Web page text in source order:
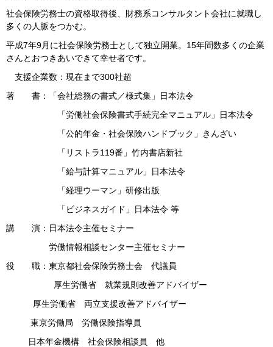
社会保険労務士の資格取得後、財務系コンサルタント会社に就職し
多くの人脈をつかむ。
平成7年9月に社会保険労務士として独立開業。15年間数多くの企業
さんとおつきあいできて幸せ者です。
支援企業数：現在まで300社超
著 書：「会社総務の書式／様式集」日本法令
「労働社会保険書式手続完全マニュアル」日本法令
「公的年金・社会保険ハンドブック」きんざい
「リストラ119番」竹内書店新社
「給与計算マニュアル」日本法令
「経理ウーマン」研修出版
「ビジネスガイド」日本法令 等
講 演：日本法令主催セミナー
労働情報相談センター主催セミナー
役 職：東京都社会保険労務士会 代議員
厚生労働省 就業規則改善アドバイザー
厚生労働省 両立支援改善アドバイザー
東京労働局 労働保険指導員
日本年金機構 社会保険相談員 他